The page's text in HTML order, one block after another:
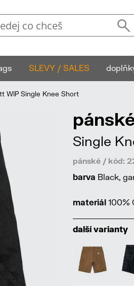
SLEVY / SALES
WIP Single Knee Short
Single
pánské / kód:
barva Black,
materiál 100%
další varianty